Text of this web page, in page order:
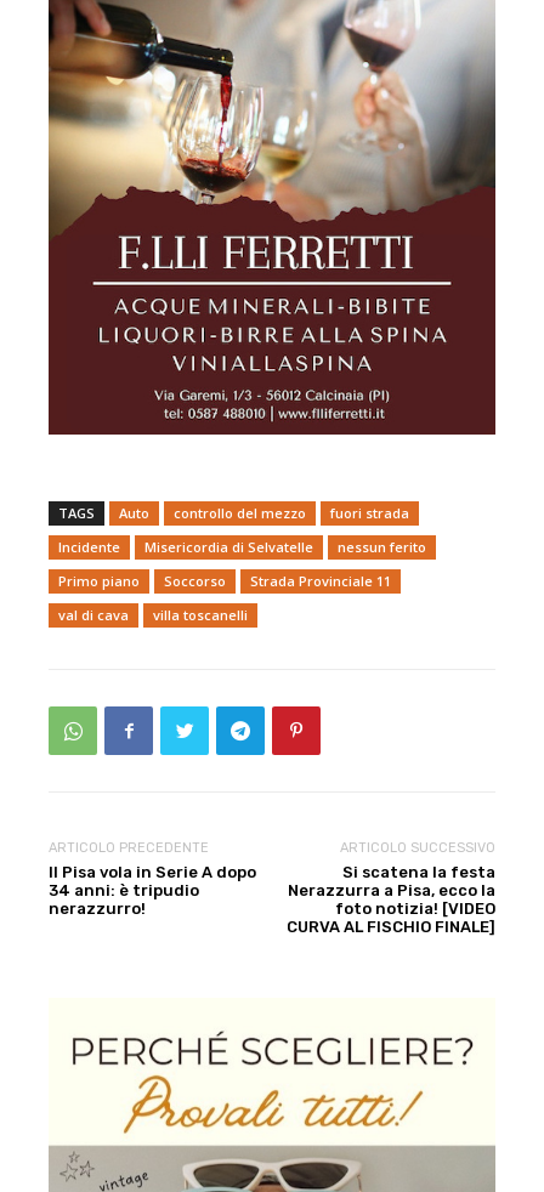
TAGS Auto controllo del mezzo
fuori strada
Incidente
Misericordia di Selvatelle
nessun ferito
Primo piano
Soccorso
Strada Provinciale 11
val di cava
villa toscanelli
ARTICOLO PRECEDENTE
Il Pisa vola in Serie A dopo
34 anni: è tripudio
nerazzurro!
ARTICOLO SUCCESSIVO
Si scatena la festa
Nerazzurra a Pisa, ecco la
foto notizia! [VIDEO
CURVA AL FISCHIO FINALE]